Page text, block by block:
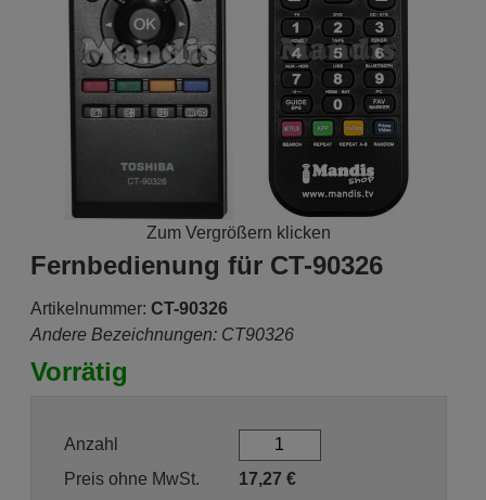
Zum Vergrößern klicken
Fernbedienung für CT-90326
Artikelnummer: CT-90326
Andere Bezeichnungen: CT90326
Vorrätig
Anzahl
Preis ohne MwSt.
17,27 €